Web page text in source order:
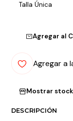
Talla Única
Agregar al
Agregar a
Mostrar
DESCRIPCIÓN